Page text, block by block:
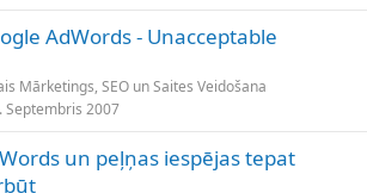
AdWords - Unacceptable
Mārketings, SEO un Saites Veidošana
Septembris 2007
un peļņas iespējas tepat